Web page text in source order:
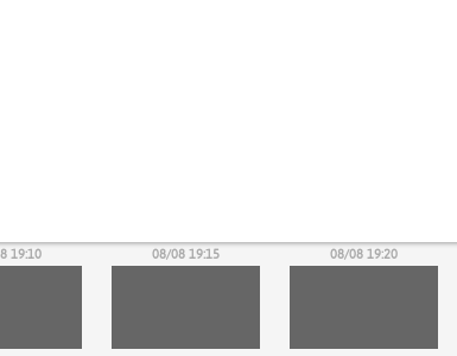
19:10 08/08 19:15 08/08 19:20